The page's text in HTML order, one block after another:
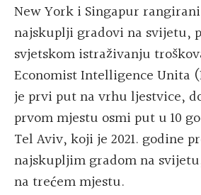
New York i Singapur
najskuplji gradovi na svijetu,
svjetskom istraživanju
Economist Intelligence Unita
je prvi put na vrhu ljestvice,
prvom mjestu osmi put u 10
Tel Aviv, koji je 2021. godine
najskupljim gradom na
na trećem mjestu.